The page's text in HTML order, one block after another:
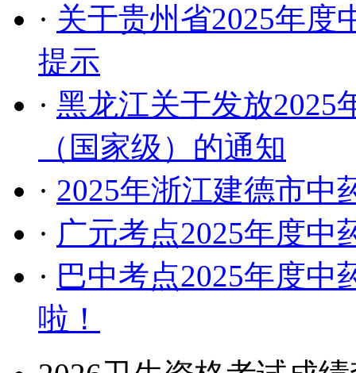
· 关于贵州省2025年度
提示
· 黑龙江关于发放2025
（国家级）的通知
· 2025年浙江建德市中
· 广元考点2025年度中
· 巴中考点2025年度中
啦！